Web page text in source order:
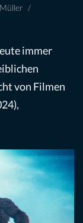
immer
von Filmen